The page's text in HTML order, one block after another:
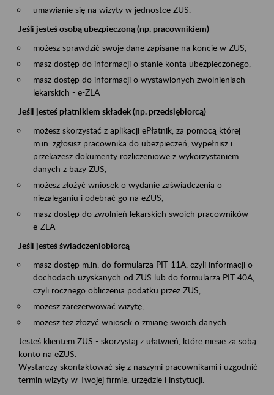
umawianie się na wizyty w jednostce ZUS.
Jeśli jesteś osobą ubezpieczoną (np. pracownikiem)
możesz sprawdzić swoje dane zapisane na koncie w ZUS,
masz dostęp do informacji o stanie konta ubezpieczonego,
masz dostęp do informacji o wystawionych zwolnieniach
lekarskich - e-ZLA
Jeśli jesteś płatnikiem składek (np. przedsiębiorcą)
możesz skorzystać z aplikacji ePłatnik, za pomocą której
m.in. zgłosisz pracownika do ubezpieczeń, wypełnisz i
przekażesz dokumenty rozliczeniowe z wykorzystaniem
danych z bazy ZUS,
możesz złożyć wniosek o wydanie zaświadczenia o
niezaleganiu i odebrać go na eZUS,
masz dostęp do zwolnień lekarskich swoich pracowników -
e-ZLA
Jeśli jesteś świadczeniobiorcą
masz dostęp m.in. do formularza PIT 11A, czyli informacji o
dochodach uzyskanych od ZUS lub do formularza PIT 40A,
czyli rocznego obliczenia podatku przez ZUS,
możesz zarezerwować wizytę,
możesz też złożyć wniosek o zmianę swoich danych.
Jesteś klientem ZUS - skorzystaj z ułatwień, które niesie za sobą
konto na eZUS.
Wystarczy skontaktować się z naszymi pracownikami i uzgodnić
termin wizyty w Twojej firmie, urzędzie i instytucji.